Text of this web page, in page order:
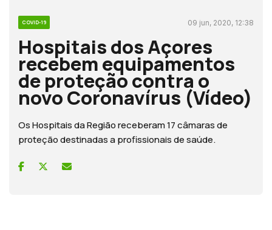
COVID-19 09 jun, 2020, 12:38
Hospitais dos Açores
recebem equipamentos
de proteção contra o
novo Coronavírus (Vídeo)
Os Hospitais da Região receberam 17 câmaras de
proteção destinadas a profissionais de saúde.